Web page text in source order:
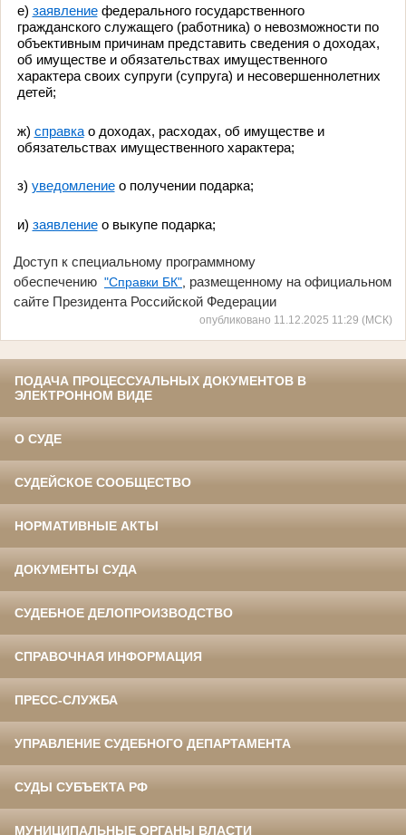
е) заявлениефедерального государственного
гражданского служащего (работника) о невозможности по
объективным причинам представить сведения о доходах,
об имуществе и обязательствах имущественного
характера своих супруги (супруга) и несовершеннолетних
детей;
ж) справкао доходах, расходах, об имуществе и
обязательствах имущественного характера;
з) уведомлениео получении подарка;
и) заявлениео выкупе подарка;
Доступ к специальному программному
обеспечению "Справки БК" размещенному на официальном
сайте Президента Российской Федерации
опубликовано 11.12.2025 11:29 (МСК)
ПОДАЧА ПРОЦЕССУАЛЬНЫХ ДОКУМЕНТОВ В
ЭЛЕКТРОННОМ ВИДЕ
О СУДЕ
СУДЕЙСКОЕ СООБЩЕСТВО
НОРМАТИВНЫЕ АКТЫ
ДОКУМЕНТЫ СУДА
СУДЕБНОЕ ДЕЛОПРОИЗВОДСТВО
СПРАВОЧНАЯ ИНФОРМАЦИЯ
ПРЕСС-СЛУЖБА
УПРАВЛЕНИЕ СУДЕБНОГО ДЕПАРТАМЕНТА
СУДЫ СУБЪЕКТА РФ
МУНИЦИПАЛЬНЫЕ ОРГАНЫ ВЛАСТИ